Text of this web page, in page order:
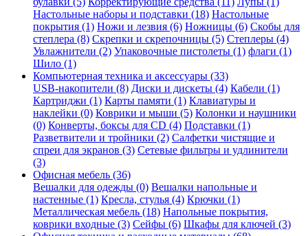
Настольные наборы и подставки (18) Настольные
покрытия (1) Ножи и лезвия (6) Ножницы (6) Скобы для
степлера (8) Скрепки и скрепочницы (5) Степлеры (4)
Увлажнители (2) Упаковочные пистолеты (1) флаги (1)
Шило (1)
Компьютерная техника и аксессуары (33)
USB-накопители (8) Диски и дискеты (4) Кабели (1)
Картриджи (1) Карты памяти (1) Клавиатуры и
наклейки (0) Коврики и мыши (5) Колонки и наушники
(0) Конверты, боксы для CD (4) Подставки (1)
Разветвители и тройники (2) Салфетки чистящие и
спреи для экранов (3) Сетевые фильтры и удлинители
(3)
Офисная мебель (36)
Вешалки для одежды (0) Вешалки напольные и
настенные (1) Кресла, стулья (4) Крючки (1)
Металлическая мебель (18) Напольные покрытия,
коврики входные (3) Сейфы (6) Шкафы для ключей (3)